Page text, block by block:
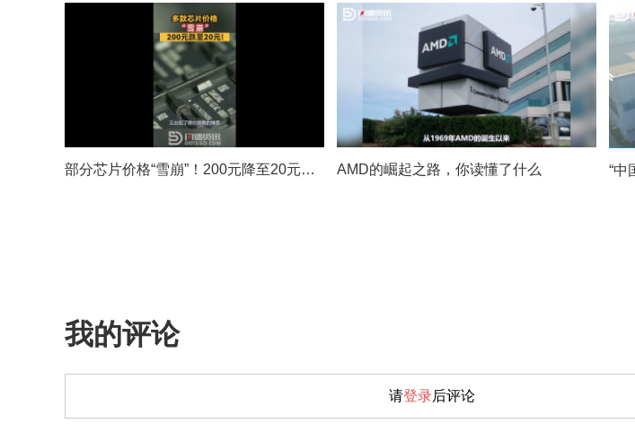
部分芯片价格“雪崩”！200元降至20元，下一步怎么走？ AMD的崛起之路，你读懂了什么
我的评论
请登录后评论